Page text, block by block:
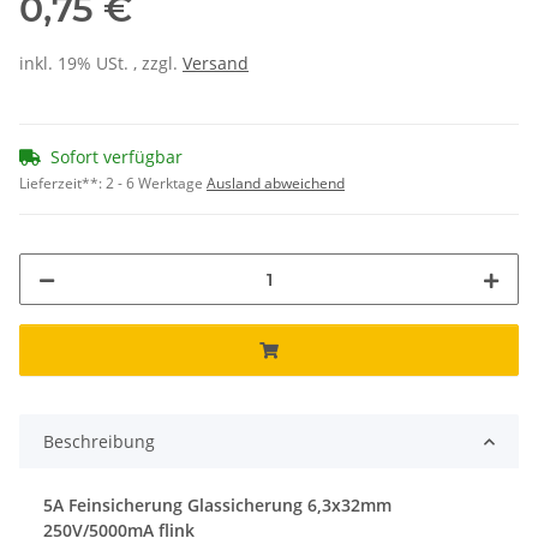
0,75 €
inkl. 19% USt. , zzgl. Versand
Sofort verfügbar
Lieferzeit**:2 - 6 Werktage Ausland abweichend
Beschreibung
5A Feinsicherung Glassicherung 6,3x32mm
250V/5000mA flink